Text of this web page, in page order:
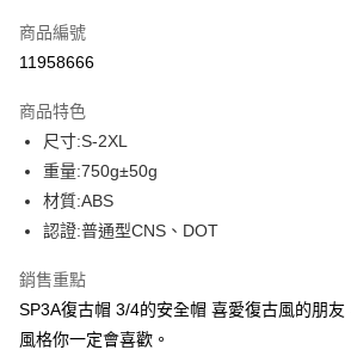
合作金庫商業銀行
上海商業儲蓄銀行
臺灣中小企業銀行
匯豐（台灣）商業銀行
聯邦商業銀行
元大商業銀行
玉山商業銀行
台灣樂天信用卡公司
超商取貨付款
LINE Pay
Apple Pay
街口支付
悠遊付
全盈+PAY
大哥付你分期
商品編號
11958666
商品特色
尺寸:S-2XL
重量:750g±50g
材質:ABS
認證:普通型CNS、DOT
銷售重點
SP3A復古帽 3/4的安全帽 喜愛復古風的朋
風格你一定會喜歡。